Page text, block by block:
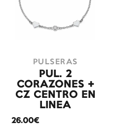
PULSERAS
PUL. 2
CORAZONES +
CZ CENTRO EN
LINEA
26.00€